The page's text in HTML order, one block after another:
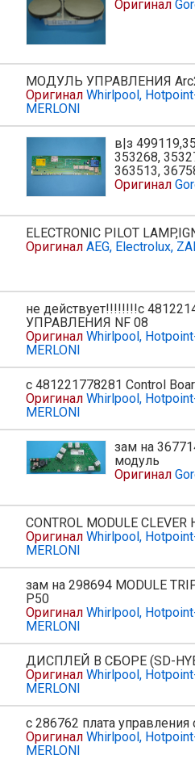
Оригинал
МОДУЛЬ УПРАВЛЕНИЯ
Оригинал Whirlpool,
MERLONI
в|з
353268,
363513,
Оригинал
ELECTRONIC PILOT
Оригинал AEG, Electrolux,
не действует!!!!!!!!с
УПРАВЛЕНИЯ NF 08
Оригинал Whirlpool,
MERLONI
с 481221778281 Control
Оригинал Whirlpool,
MERLONI
зам на
модуль
Оригинал
CONTROL MODULE CLEVER
Оригинал Whirlpool,
MERLONI
зам на 298694 MODULE
P50
Оригинал Whirlpool,
MERLONI
ДИСПЛЕЙ В СБОРЕ (SD-
Оригинал Whirlpool,
MERLONI
с 286762 плата
Оригинал Whirlpool,
MERLONI